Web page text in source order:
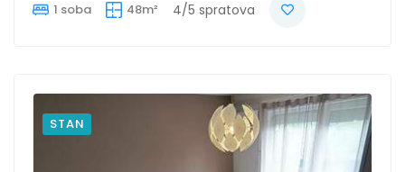
1 soba 48m² 4/5 spratova
STAN